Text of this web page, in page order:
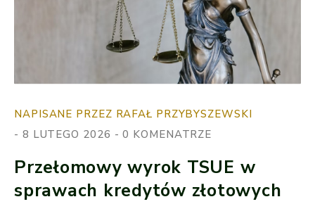
NAPISANE PRZEZ RAFAŁ PRZYBYSZEWSKI
8 LUTEGO 2026
0 KOMENATRZE
Przełomowy wyrok TSUE w
sprawach kredytów złotowych